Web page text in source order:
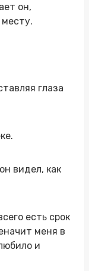
он,
глаза
видел, как
есть срок
меня в
и